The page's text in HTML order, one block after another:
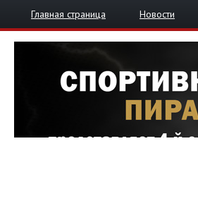
Главная страница Новости